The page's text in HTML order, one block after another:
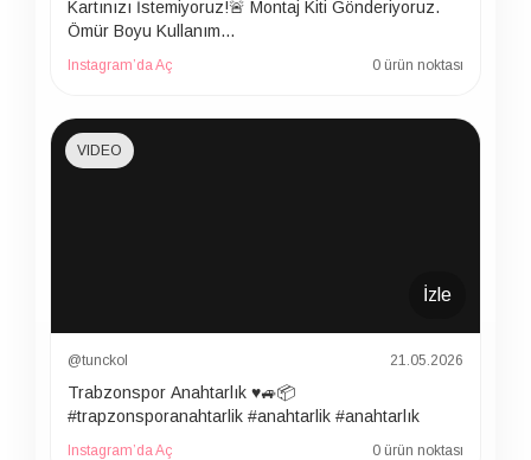
Kartınızı İstemiyoruz!🚨 Montaj Kiti Gönderiyoruz.
Ömür Boyu Kullanım…
Instagram’da Aç 0 ürün noktası
İzle
VIDEO
@tunckol 21.05.2026
Trabzonspor Anahtarlık ♥️🚙📦
#trapzonsporanahtarlik #anahtarlik #anahtarlık
Instagram’da Aç 0 ürün noktası